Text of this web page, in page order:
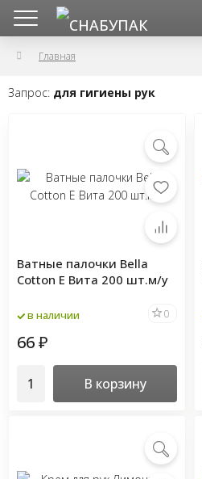
Главная
Запрос: для гигиены рук
Ватные палочки Bella
Cotton Е Вита 200 шт.м/у
в наличии 0
66 ₽
В корзину